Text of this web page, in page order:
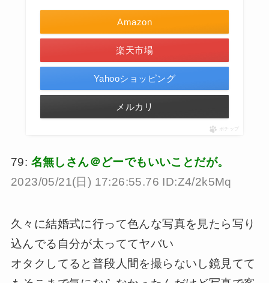
Amazon
楽天市場
Yahooショッピング
メルカリ
ポチップ
79: 名無しさん＠どーでもいいことだが。
2023/05/21(日) 17:26:55.76 ID:Z4/2k5Mq
久々に結婚式に行って色んな写真を見たら写り
込んでる自分が太っててヤバい
オタクしてると普段人間を撮らないし鏡見てて